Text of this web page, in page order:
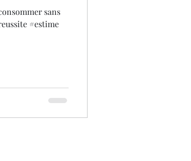
sans
#estime